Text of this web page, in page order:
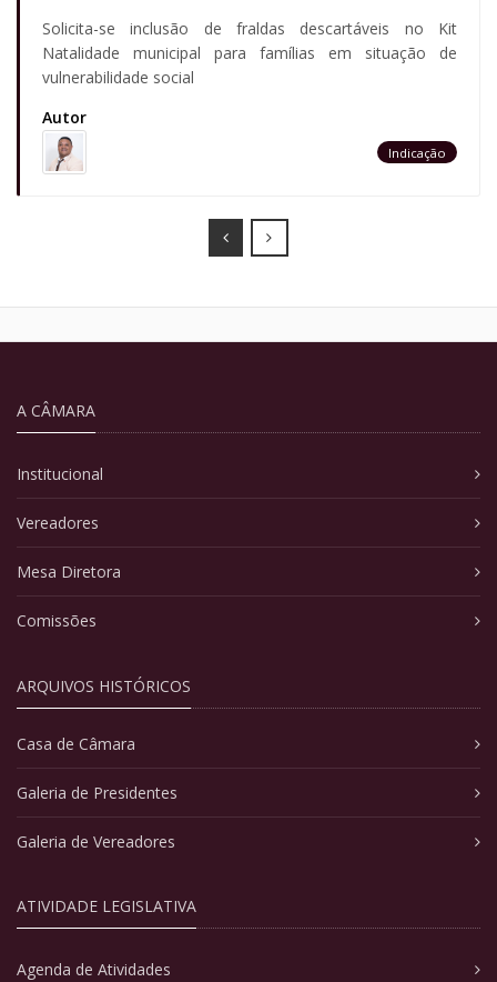
Solicita-se inclusão de fraldas descartáveis no Kit
Natalidade municipal para famílias em situação de
vulnerabilidade social
Autor
Indicação
Prev Next
A CÂMARA
Institucional
Vereadores
Mesa Diretora
Comissões
ARQUIVOS HISTÓRICOS
Casa de Câmara
Galeria de Presidentes
Galeria de Vereadores
ATIVIDADE LEGISLATIVA
Agenda de Atividades